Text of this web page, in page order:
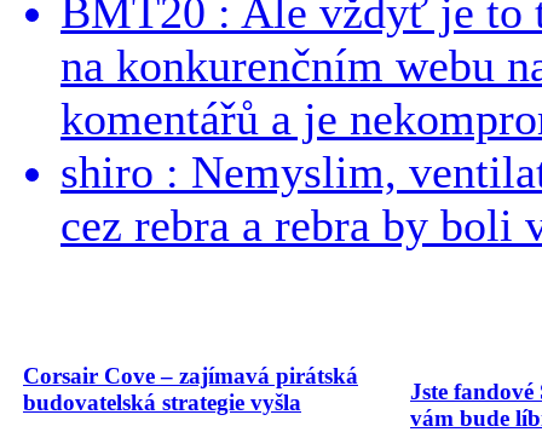
BMT20 : Ale vždyť je to
na konkurenčním webu
komentářů a je
shiro : Nemyslim,
cez rebra a rebra by boli
Corsair Cove – zajímavá pirátská
budovatelská strategie vyšla
Jste
vám bude